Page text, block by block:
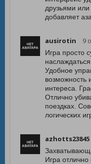
друзьями
добавляет
ausirotin 9
Игра просто
Удобное
возможность
интереса.
Отлично
поездках.
логических
azhotts23845
Игра